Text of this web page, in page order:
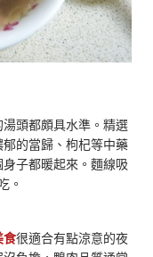
頭都頗具水準。精選
的當歸、枸杞等中藥
子都暖起來。麵線吸
。
食很適合有點涼意的夜